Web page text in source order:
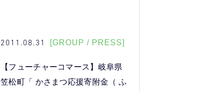
2011.08.31 [GROUP / PRESS]
【フューチャーコマース】岐阜県
笠松町「 かさまつ応援寄附金（ ふ